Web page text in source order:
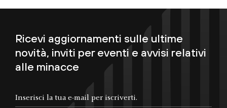
Ricevi aggiornamenti sulle ultime
novità, inviti per eventi e avvisi relativi
alle minacce